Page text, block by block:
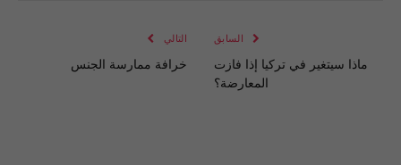
السابق
ماذا سيتغير في تركيا إذا فازت
المعارضة؟
التالي
خرافة ممارسة الجنس